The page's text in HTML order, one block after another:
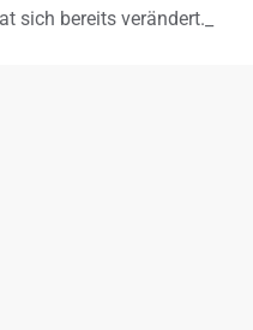
sich bereits verändert._